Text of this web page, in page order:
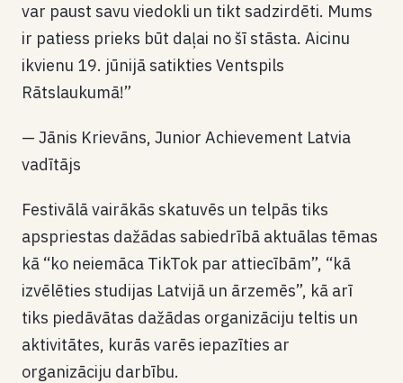
var paust savu viedokli un tikt sadzirdēti. Mums
ir patiess prieks būt daļai no šī stāsta. Aicinu
ikvienu 19. jūnijā satikties Ventspils
Rātslaukumā!”
— Jānis Krievāns, Junior Achievement Latvia
vadītājs
Festivālā vairākās skatuvēs un telpās tiks
apspriestas dažādas sabiedrībā aktuālas tēmas
kā “ko neiemāca TikTok par attiecībām”, “kā
izvēlēties studijas Latvijā un ārzemēs”, kā arī
tiks piedāvātas dažādas organizāciju teltis un
aktivitātes, kurās varēs iepazīties ar
organizāciju darbību.